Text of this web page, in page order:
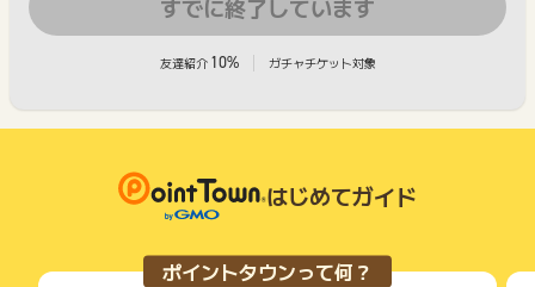
すでに終了しています
友達紹介 10% ガチャチケット対象
はじめてガイド
ポイントタウンって何？